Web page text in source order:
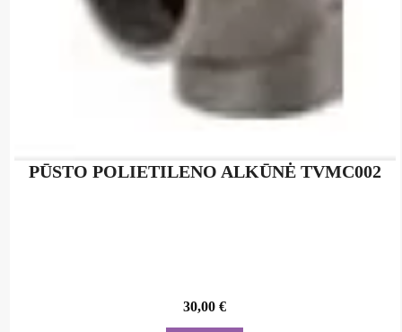
PŪSTO POLIETILENO ALKŪNĖ TVMC002
30,00€